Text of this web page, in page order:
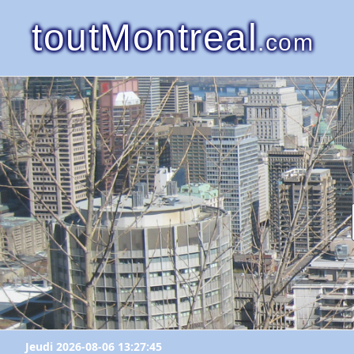
toutMontreal.com
Jeudi 2026-08-06 13:27:45